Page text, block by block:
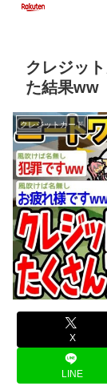
クレジッ
た結果ww
クレジットカード
X
LINE